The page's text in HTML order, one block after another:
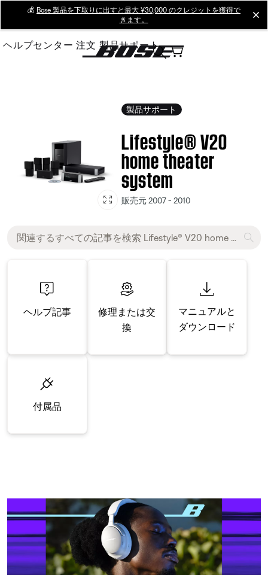
Main
💰 Bose 製品を下取りに出すと最大 ¥30,000 のクレジットを獲得で
きます。
ヘルプセンター 注文 製品サポート
製品サポート
Lifestyle® V20
home theater
system
販売元 2007 - 2010
ヘルプ記事
修理または交
換
マニュアルと
ダウンロード
付属品